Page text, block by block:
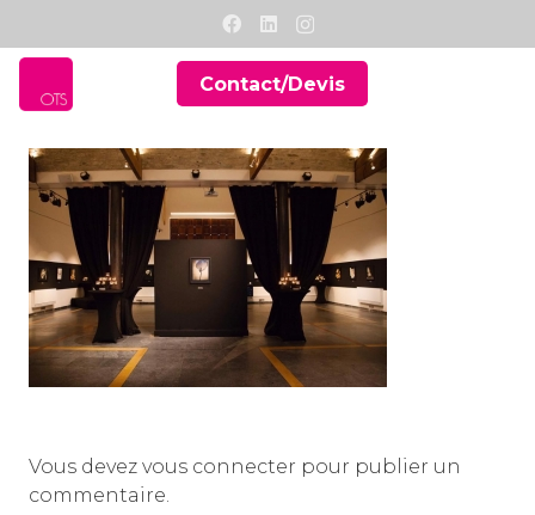
Contact/Devis
Vous devez vous connecter pour publier un
commentaire.